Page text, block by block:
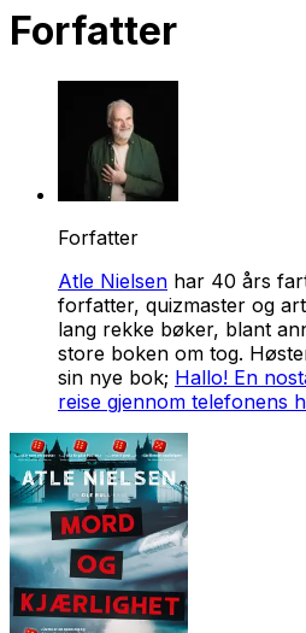
Forfatter
Forfatter
Atle Nielsen har 40 års
forfatter, quizmaster og
lang rekke bøker, blant
store boken om tog.
sin nye bok; Hallo! En
reise gjennom telefonens